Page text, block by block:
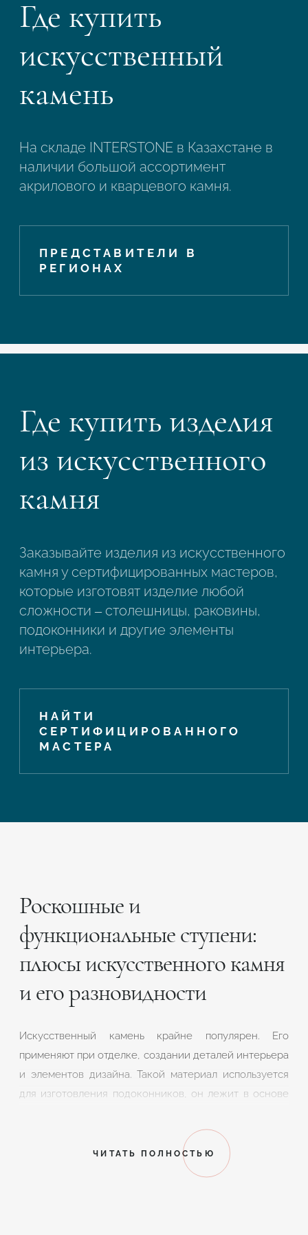
Где купить
искусственный
камень
На складе INTERSTONE в Казахстане в
наличии большой ассортимент
акрилового и кварцевого камня.
ПРЕДСТАВИТЕЛИ В
РЕГИОНАХ
Где купить изделия
из искусственного
камня
Заказывайте изделия из искусственного
камня у сертифицированных мастеров,
которые изготовят изделие любой
сложности – столешницы, раковины,
подоконники и другие элементы
интерьера.
НАЙТИ
СЕРТИФИЦИРОВАННОГО
МАСТЕРА
Роскошные и
функциональные ступени:
плюсы искусственного камня
и его разновидности
Искусственный камень крайне популярен. Его
применяют при отделке, создании деталей интерьера
и элементов дизайна. Такой материал используется
для изготовления подоконников, он лежит в основе
роскошную мебель. Но особо привлекательно
выглядят ступени из искусственного камня. Данный
искусственный материал используется при
ЧИТАТЬ ПОЛНОСТЬЮ